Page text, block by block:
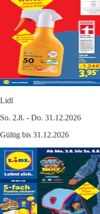
Lidl
So. 2.8. - Do. 31.12.2026
Gültig bis 31.12.2026